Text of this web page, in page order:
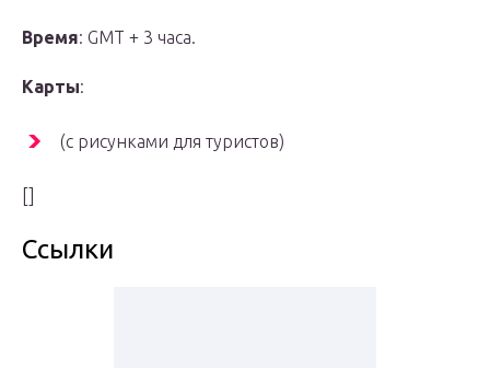
Время: GMT + 3 часа.
Карты:
(с рисунками для туристов)
Ссылки